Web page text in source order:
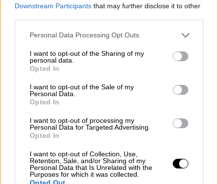
Downstream Participants that may further disclose it to other
Please note that this website/app uses one or more Google
not limited to your visit or usage behaviour. You may click to
grant or deny consent to Google and its third-party tags to
use your data for below specified purposes in below Google
consent section.
Personal Data Processing Opt Outs
I want to opt-out of the Sharing of my
personal data.
Opted In
I want to opt-out of the Sale of my
Personal Data.
Opted In
I want to opt-out of processing my
Personal Data for Targeted Advertising.
Opted In
I want to opt-out of Collection, Use,
Retention, Sale, and/or Sharing of my
Personal Data that Is Unrelated with the
Purposes for which it was collected.
Opted Out
Αθλητισμός|16.09.2025 22:30
Champions League: Πέρασε απ' το